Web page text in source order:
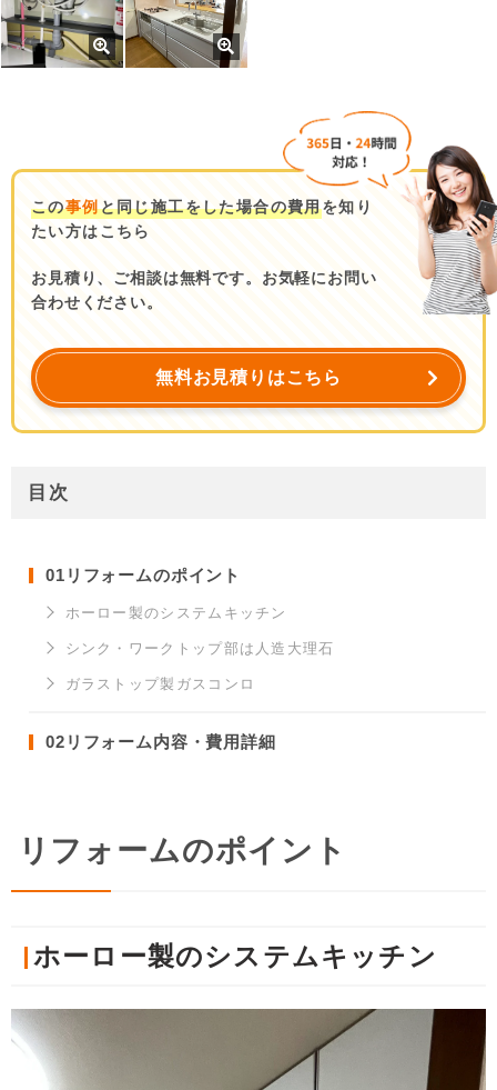
この事例と同じ施工をした場合の費用を知り
たい方はこちら
お見積り、ご相談は無料です。お気軽にお問い
合わせください。
無料お見積りはこちら
目次
01 リフォームのポイント
ホーロー製のシステムキッチン
シンク・ワークトップ部は人造大理石
ガラストップ製ガスコンロ
02 リフォーム内容・費用詳細
リフォームのポイント
ホーロー製のシステムキッチン